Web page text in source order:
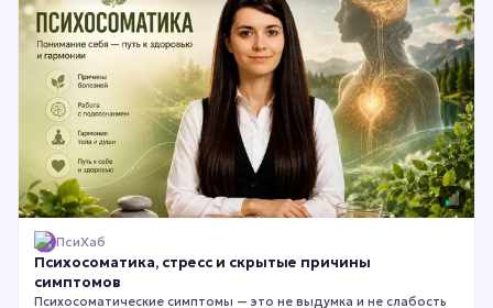
ПсиХаб
Психосоматика, стресс и скрытые причины
симптомов
Психосоматические симптомы — это не выдумка и не слабость